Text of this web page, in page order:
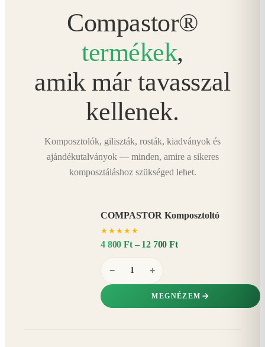
Compastor®
termékek,
amik már tavasszal
kellenek.
Komposztolók, giliszták, rosták, kiadványok és
ajándékutalványok — minden, amire a sikeres
komposztáláshoz szükséged lehet.
COMPASTOR Komposztoltó
★ ★ ★ ★ ★
4 800 Ft – 12 700 Ft
− +
MEGNÉZEM